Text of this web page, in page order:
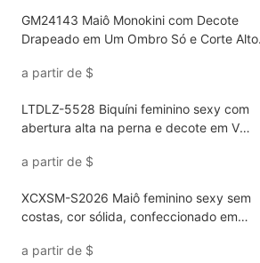
GM24143 Maiô Monokini com Decote
Drapeado em Um Ombro Só e Corte Alto
Confeccionado em Nylon/Elastano de Alta
a partir de $
LTDLZ-5528 Biquíni feminino sexy com
abertura alta na perna e decote em V
a partir de $
XCXSM-S2026 Maiô feminino sexy sem
costas, cor sólida, confeccionado em
pernas e decote em V profundo.
a partir de $